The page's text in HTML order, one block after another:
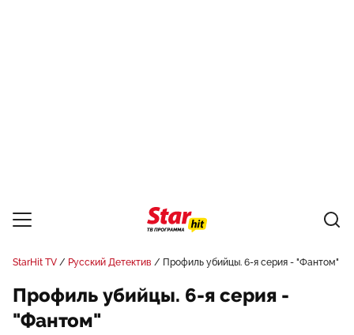
StarHit TV Русский Детектив Профиль убийцы. 6-я серия - "Фантом"
Профиль убийцы. 6-я серия -
"Фантом"